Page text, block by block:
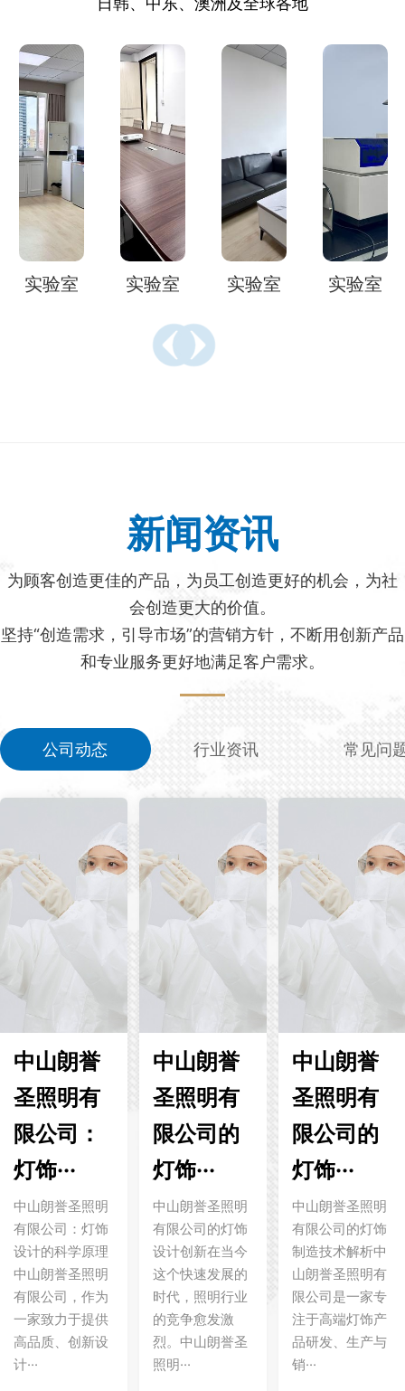
实验室 实验室 实验室 实验室
新闻资讯
为顾客创造更佳的产品，为员工创造更好的机会，为社
会创造更大的价值。
坚持“创造需求，引导市场”的营销方针，不断用创新产品
和专业服务更好地满足客户需求。
公司动态 行业资讯 常见问
中山朗誉
圣照明有
限公司：
灯饰···
中山朗誉圣照明
有限公司：灯饰
设计的科学原理
中山朗誉圣照明
有限公司，作为
一家致力于提供
高品质、创新设
计···
中山朗誉
圣照明有
限公司的
灯饰···
中山朗誉圣照明
有限公司的灯饰
设计创新在当今
这个快速发展的
时代，照明行业
的竞争愈发激
烈。中山朗誉圣
照明···
中山朗誉
圣照明有
限公司的
灯饰···
中山朗誉圣照明
有限公司的灯饰
制造技术解析中
山朗誉圣照明有
限公司是一家专
注于高端灯饰产
品研发、生产与
销···